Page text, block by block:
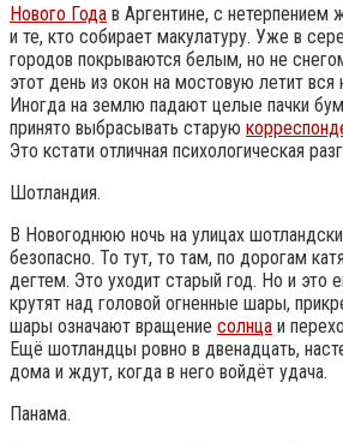
Нового Года в Аргентине, с нетерпением
и те, кто собирает макулатуру. Уже в
городов покрываются белым, но не
этот день из окон на мостовую летит вся
Иногда на землю падают целые пачки
принято выбрасывать старую
Это кстати отличная психологическая
Шотландия.
В Новогоднюю ночь на улицах
безопасно. То тут, то там, по дорогам
дегтем. Это уходит старый год. Но и это
крутят над головой огненные шары,
шары означают вращение солнца и
Ещё шотландцы ровно в двенадцать,
дома и ждут, когда в него войдёт удача.
Панама.